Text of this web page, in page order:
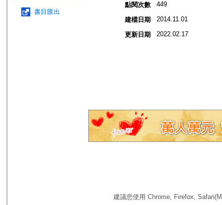
書目匯出
點閱次數
449
建檔日期 2014.11.01
更新日期 2022.02.17
建議您使用 Chrome, Firefox,